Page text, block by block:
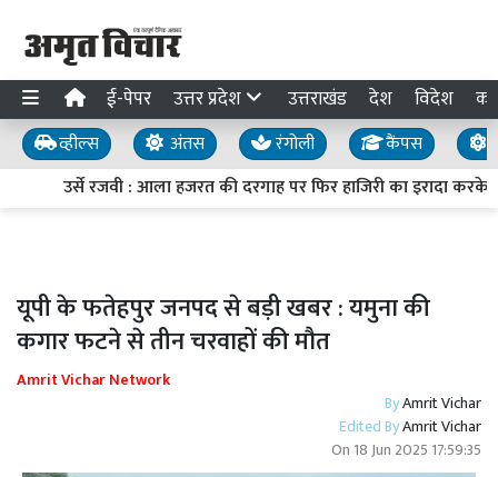
ई-पेपर उत्तर प्रदेश उत्तराखंड देश विदेश
व्हील्स अंतस रंगोली कैंपस
उर्से रजवी : आला हजरत की दरगाह पर फिर हाजिरी का इरादा
यूपी के फतेहपुर जनपद से बड़ी खबर : यमुना की
कगार फटने से तीन चरवाहों की मौत
Amrit Vichar Network
ByAmrit Vichar
Edited ByAmrit Vichar
On 18 Jun 2025 17:59:35